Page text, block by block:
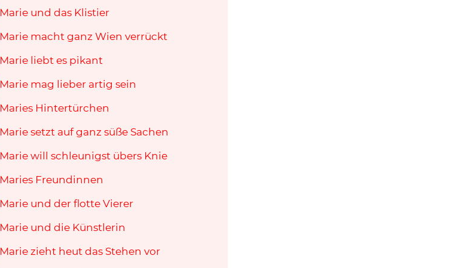
Marie und das Klistier
Marie macht ganz Wien verrückt
Marie liebt es pikant
Marie mag lieber artig sein
Maries Hintertürchen
Marie setzt auf ganz süße Sachen
Marie will schleunigst übers Knie
Maries Freundinnen
Marie und der flotte Vierer
Marie und die Künstlerin
Marie zieht heut das Stehen vor